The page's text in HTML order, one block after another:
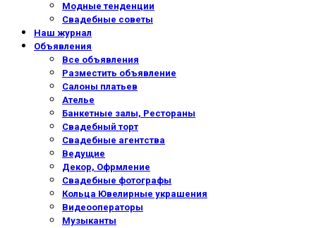
Модные тенденции
Свадебные советы
Наш журнал
Объявления
Все объявления
Разместить объявление
Салоны платьев
Ателье
Банкетные залы, Рестораны
Свадебный торт
Свадебные агентства
Ведущие
Декор, Офрмление
Свадебные фотографы
Кольца Ювелирные украшения
Видеооператоры
Музыканты